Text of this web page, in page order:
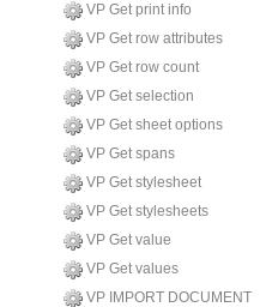
VP Get print info
VP Get row attributes
VP Get row count
VP Get selection
VP Get sheet options
VP Get spans
VP Get stylesheet
VP Get stylesheets
VP Get value
VP Get values
VP IMPORT DOCUMENT